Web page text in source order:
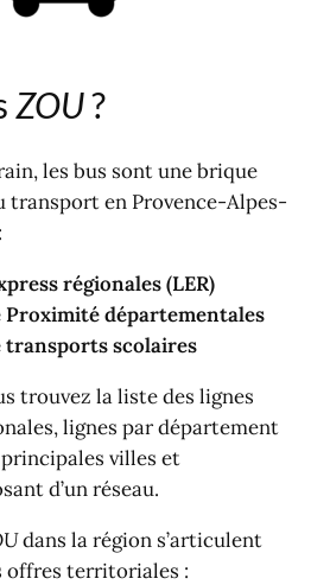
des lignes régionales ZOU
de la Région
ZOU?
les bus sont une brique
transport en Provence-Alpes-
régionales (LER)
Proximité départementales
transports scolaires
trouvez la liste des lignes
lignes par département
villes et
d’un réseau.
dans la région s’articulent
offres territoriales :